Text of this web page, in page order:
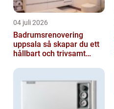
04 juli 2026
Badrumsrenovering
uppsala så skapar du ett
hållbart och trivsamt